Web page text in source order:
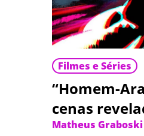
Filmes e Séries
“Homem-
cenas
Matheus Graboski